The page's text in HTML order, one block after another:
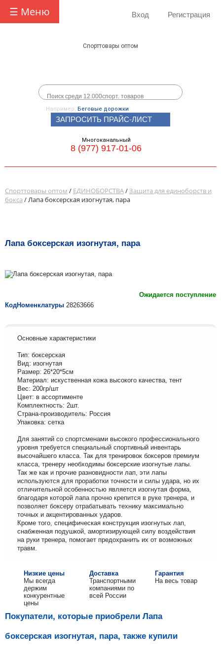
☰ Меню Вход Регистрация
Спорттовары оптом
Например, Беговые дорожки
ЗАПРОСИТЬ ПРАЙС-ЛИСТ
Многоканальный
8 (977) 917-01-06
Спорттовары оптом / ЕДИНОБОРСТВА/Защита для единоборств и
бокса / Лапа боксерская изогнутая, пара
Лапа боксерская изогнутая, пара
Ожидается поступление
КодНоменклатуры 28263666
Основные характеристики
Тип: боксерская
Вид: изогнутая
Размер: 26*20*5см
Материал: искуственная кожа высокого качества, тент
Вес: 200гр/шт
Цвет: в ассортименте
Комплектность: 2шт.
Страна-производитель: Россия
Упаковка: сетка
Для занятий со спортсменами высокого профессионального
уровня требуется специальный спортивный инвентарь
высочайшего класса. Так для тренировок боксеров премиум
класса, тренеру необходимы боксерские изогнутые лапы.
Так же как и прочие разновидности лап, эти лапы
используются для проработки точности и силы удара, но их
отличительной особенностью является изогнутая форма,
благодаря которой лапа прочно крепится в руке тренера, и
позволяет боксеру отрабатывать технику максимально
точных и акцентированных ударов.
Кроме того, специфическая конструкция изогнутых лап,
снабженная подушкой, амортизирующей силу воздействия
на руки тренера, помогает предохранить их от возможных
травм.
Низкие цены
Мы всегда
держим
конкурентные
цены
Доставка
Транспортными
компаниями по
всей России
Гарантия
На весь товар
Покупатели, которые приобрели Лапа
боксерская изогнутая, пара, также купили